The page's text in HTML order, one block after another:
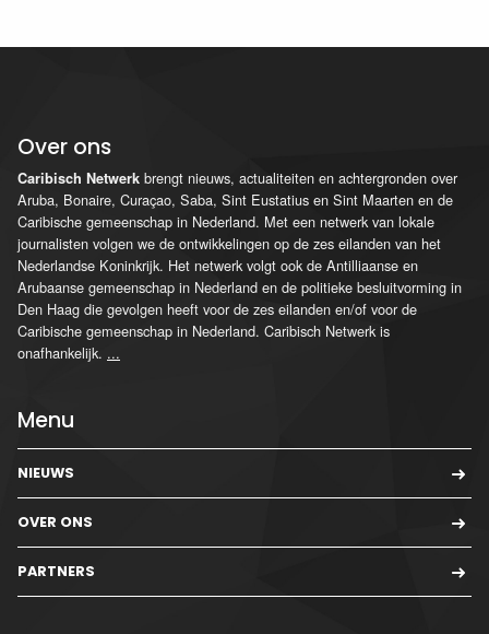
Over ons
Caribisch Netwerk brengt nieuws, actualiteiten en achtergronden over
Aruba, Bonaire, Curaçao, Saba, Sint Eustatius en Sint Maarten en de
Caribische gemeenschap in Nederland. Met een netwerk van lokale
journalisten volgen we de ontwikkelingen op de zes eilanden van het
Nederlandse Koninkrijk. Het netwerk volgt ook de Antilliaanse en
Arubaanse gemeenschap in Nederland en de politieke besluitvorming in
Den Haag die gevolgen heeft voor de zes eilanden en/of voor de
Caribische gemeenschap in Nederland. Caribisch Netwerk is
onafhankelijk. ...
Menu
NIEUWS
OVER ONS
PARTNERS